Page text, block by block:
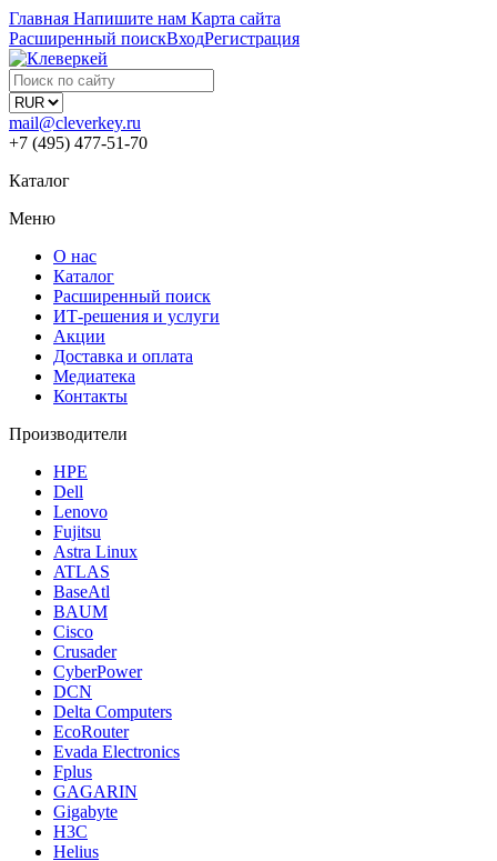
Главная Напишите нам Карта сайта
Расширенный поискВходРегистрация
mail@cleverkey.ru
+7 (495) 477-51-70
Каталог
Меню
О нас
Каталог
Расширенный поиск
ИТ-решения и услуги
Акции
Доставка и оплата
Медиатека
Контакты
Производители
HPE
Dell
Lenovo
Fujitsu
Astra Linux
ATLAS
BaseAtl
BAUM
Cisco
Crusader
CyberPower
DCN
Delta Computers
EcoRouter
Evada Electronics
Fplus
GAGARIN
Gigabyte
H3C
Helius